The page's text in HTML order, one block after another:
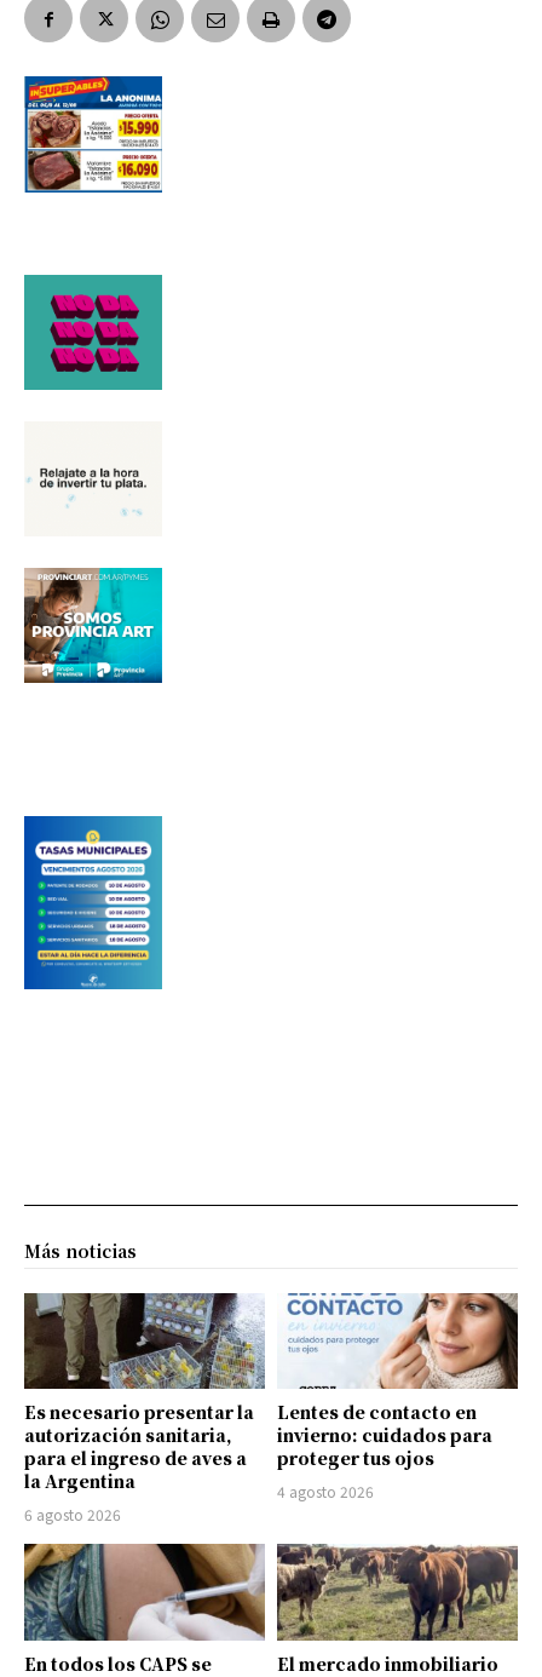
Suscribirme gratis
Dirección de correo electrónico
Nombre
Número de teléfono
Más noticias
Es necesario presentar la
autorización sanitaria,
para el ingreso de aves a
la Argentina
6 agosto 2026
Lentes de contacto en
invierno: cuidados para
proteger tus ojos
4 agosto 2026
En todos los CAPS se
El mercado inmobiliario